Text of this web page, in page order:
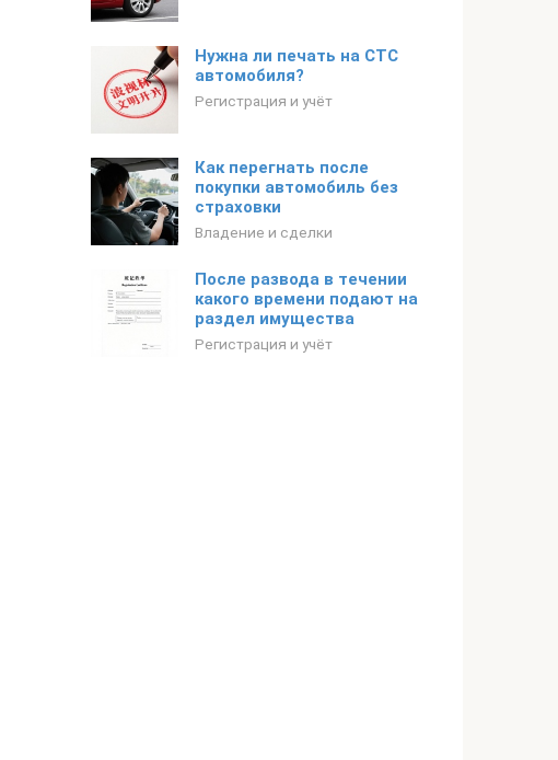
Нужна ли печать на СТС
автомобиля?
Регистрация и учёт
Как перегнать после
покупки автомобиль без
страховки
Владение и сделки
После развода в течении
какого времени подают на
раздел имущества
Регистрация и учёт